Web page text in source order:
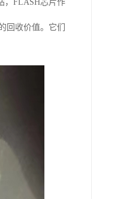
，FLASH芯片作
回收价值。它们